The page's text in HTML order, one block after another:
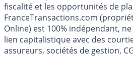
fiscalité et les opportunités de
FranceTransactions.com
Online) est 100% indépendant,
lien capitalistique avec des
assureurs, sociétés de gestion,